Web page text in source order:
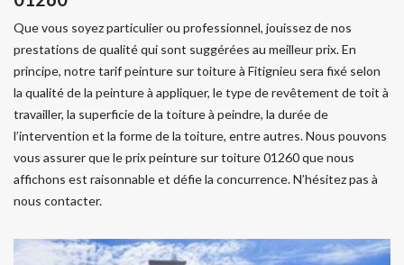
Que vous soyez particulier ou professionnel, jouissez de nos
prestations de qualité qui sont suggérées au meilleur prix. En
principe, notre tarif peinture sur toiture à Fitignieu sera fixé selon
la qualité de la peinture à appliquer, le type de revêtement de toit à
travailler, la superficie de la toiture à peindre, la durée de
l’intervention et la forme de la toiture, entre autres. Nous pouvons
vous assurer que le prix peinture sur toiture 01260 que nous
affichons est raisonnable et défie la concurrence. N’hésitez pas à
nous contacter.